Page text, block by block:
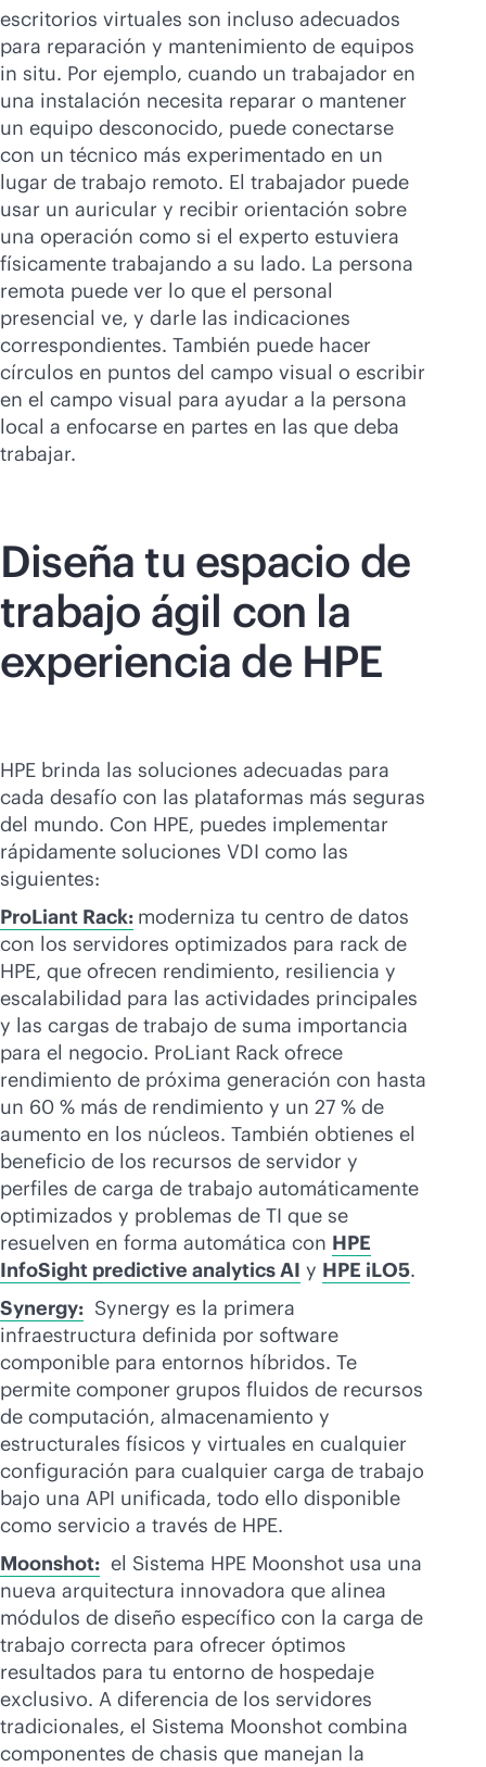
escritorios virtuales son incluso adecuados
para reparación y mantenimiento de equipos
in situ. Por ejemplo, cuando un trabajador en
una instalación necesita reparar o mantener
un equipo desconocido, puede conectarse
con un técnico más experimentado en un
lugar de trabajo remoto. El trabajador puede
usar un auricular y recibir orientación sobre
una operación como si el experto estuviera
físicamente trabajando a su lado. La persona
remota puede ver lo que el personal
presencial ve, y darle las indicaciones
correspondientes. También puede hacer
círculos en puntos del campo visual o escribir
en el campo visual para ayudar a la persona
local a enfocarse en partes en las que deba
trabajar.
Diseña tu espacio de
trabajo ágil con la
experiencia de HPE
HPE brinda las soluciones adecuadas para
cada desafío con las plataformas más seguras
del mundo. Con HPE, puedes implementar
rápidamente soluciones VDI como las
siguientes:
ProLiant Rack: moderniza tu centro de datos
con los servidores optimizados para rack de
HPE, que ofrecen rendimiento, resiliencia y
escalabilidad para las actividades principales
y las cargas de trabajo de suma importancia
para el negocio. ProLiant Rack ofrece
rendimiento de próxima generación con hasta
un 60 % más de rendimiento y un 27 % de
aumento en los núcleos. También obtienes el
beneficio de los recursos de servidor y
perfiles de carga de trabajo automáticamente
optimizados y problemas de TI que se
resuelven en forma automática con HPE
InfoSight predictive analytics AI y HPE iLO5.
Synergy: Synergy es la primera
infraestructura definida por software
componible para entornos híbridos. Te
permite componer grupos fluidos de recursos
de computación, almacenamiento y
estructurales físicos y virtuales en cualquier
configuración para cualquier carga de trabajo
bajo una API unificada, todo ello disponible
como servicio a través de HPE.
Moonshot: el Sistema HPE Moonshot usa una
nueva arquitectura innovadora que alinea
módulos de diseño específico con la carga de
trabajo correcta para ofrecer óptimos
resultados para tu entorno de hospedaje
exclusivo. A diferencia de los servidores
tradicionales, el Sistema Moonshot combina
componentes de chasis que manejan la